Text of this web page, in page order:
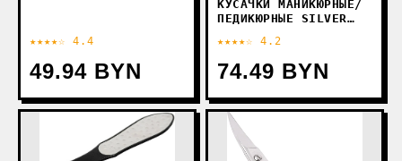
★★★★☆ 4.4
49.94 BYN
КУСАЧКИ МАНИКЮРНЫЕ/
ПЕДИКЮРНЫЕ SILVER
★★★★☆ 4.2
74.49 BYN